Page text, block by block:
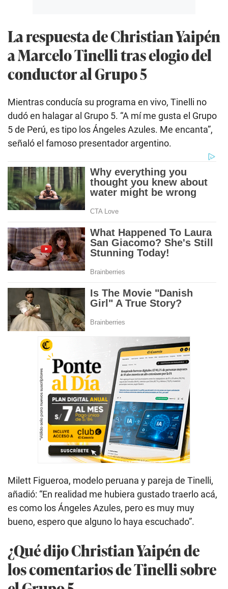
La respuesta de Christian Yaipén
a Marcelo Tinelli tras elogio del
conductor al Grupo 5
Mientras conducía su programa en vivo, Tinelli no
dudó en halagar al Grupo 5. “A mí me gusta el Grupo
5 de Perú, es tipo los Ángeles Azules. Me encanta”,
señaló el famoso presentador argentino.
Milett Figueroa, modelo peruana y pareja de Tinelli,
añadió: “En realidad me hubiera gustado traerlo acá,
es como los Ángeles Azules, pero es muy muy
bueno, espero que alguno lo haya escuchado”.
¿Qué dijo Christian Yaipén de
los comentarios de Tinelli sobre